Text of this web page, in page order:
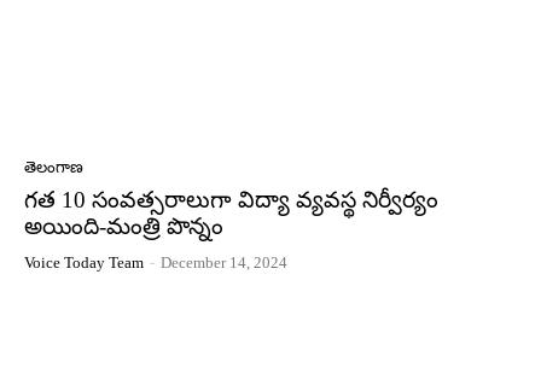
తెలంగాణ
గత 10 సంవత్సరాలుగా విద్యా వ్యవస్థ నిర్వీర్యం
అయింది-మంత్రి పొన్నం
Voice Today Team - December 14, 2024